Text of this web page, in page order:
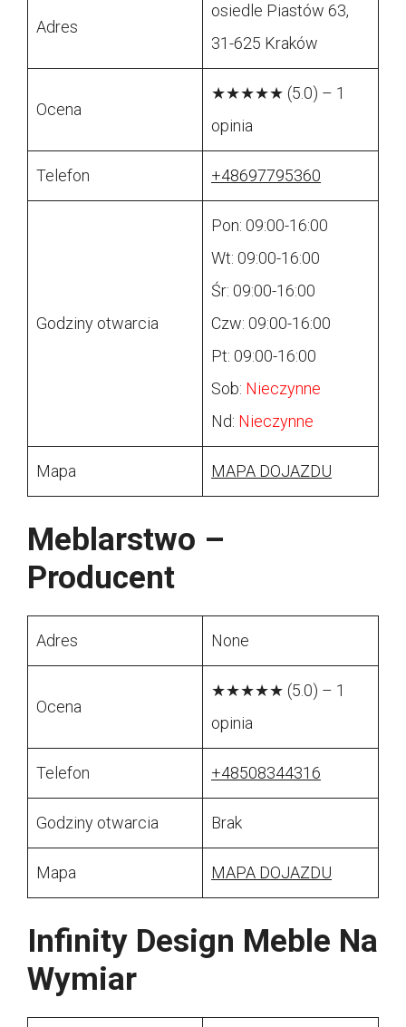
Adres
osiedle Piastów 63,
31-625 Kraków
Ocena
★★★★★ (5.0) – 1
opinia
Telefon +48697795360
Godziny otwarcia
Pon: 09:00-16:00
Wt: 09:00-16:00
Śr: 09:00-16:00
Czw: 09:00-16:00
Pt: 09:00-16:00
Sob: Nieczynne
Nd: Nieczynne
Mapa MAPA DOJAZDU
Meblarstwo –
Producent
Adres None
Ocena
★★★★★ (5.0) – 1
opinia
Telefon +48508344316
Godziny otwarcia Brak
Mapa MAPA DOJAZDU
Infinity Design Meble Na
Wymiar